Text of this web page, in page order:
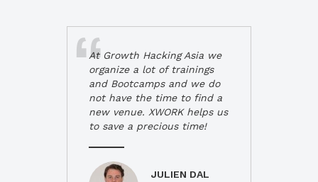
At Growth Hacking Asia we
organize a lot of trainings
and Bootcamps and we do
not have the time to find a
new venue. XWORK helps us
to save a precious time!
JULIEN DAL